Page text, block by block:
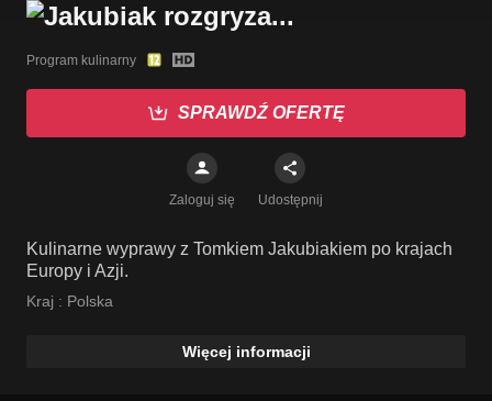
Program kulinarny
SPRAWDŹ OFERTĘ
Zaloguj się Udostępnij
Kulinarne wyprawy z Tomkiem Jakubiakiem po krajach
Europy i Azji.
Kraj : Polska
Więcej informacji